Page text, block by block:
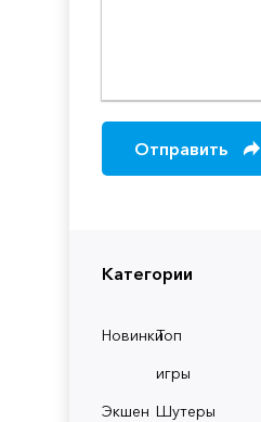
Категории
НовинкиТоп
игры
Экшен Шутеры
Отправить